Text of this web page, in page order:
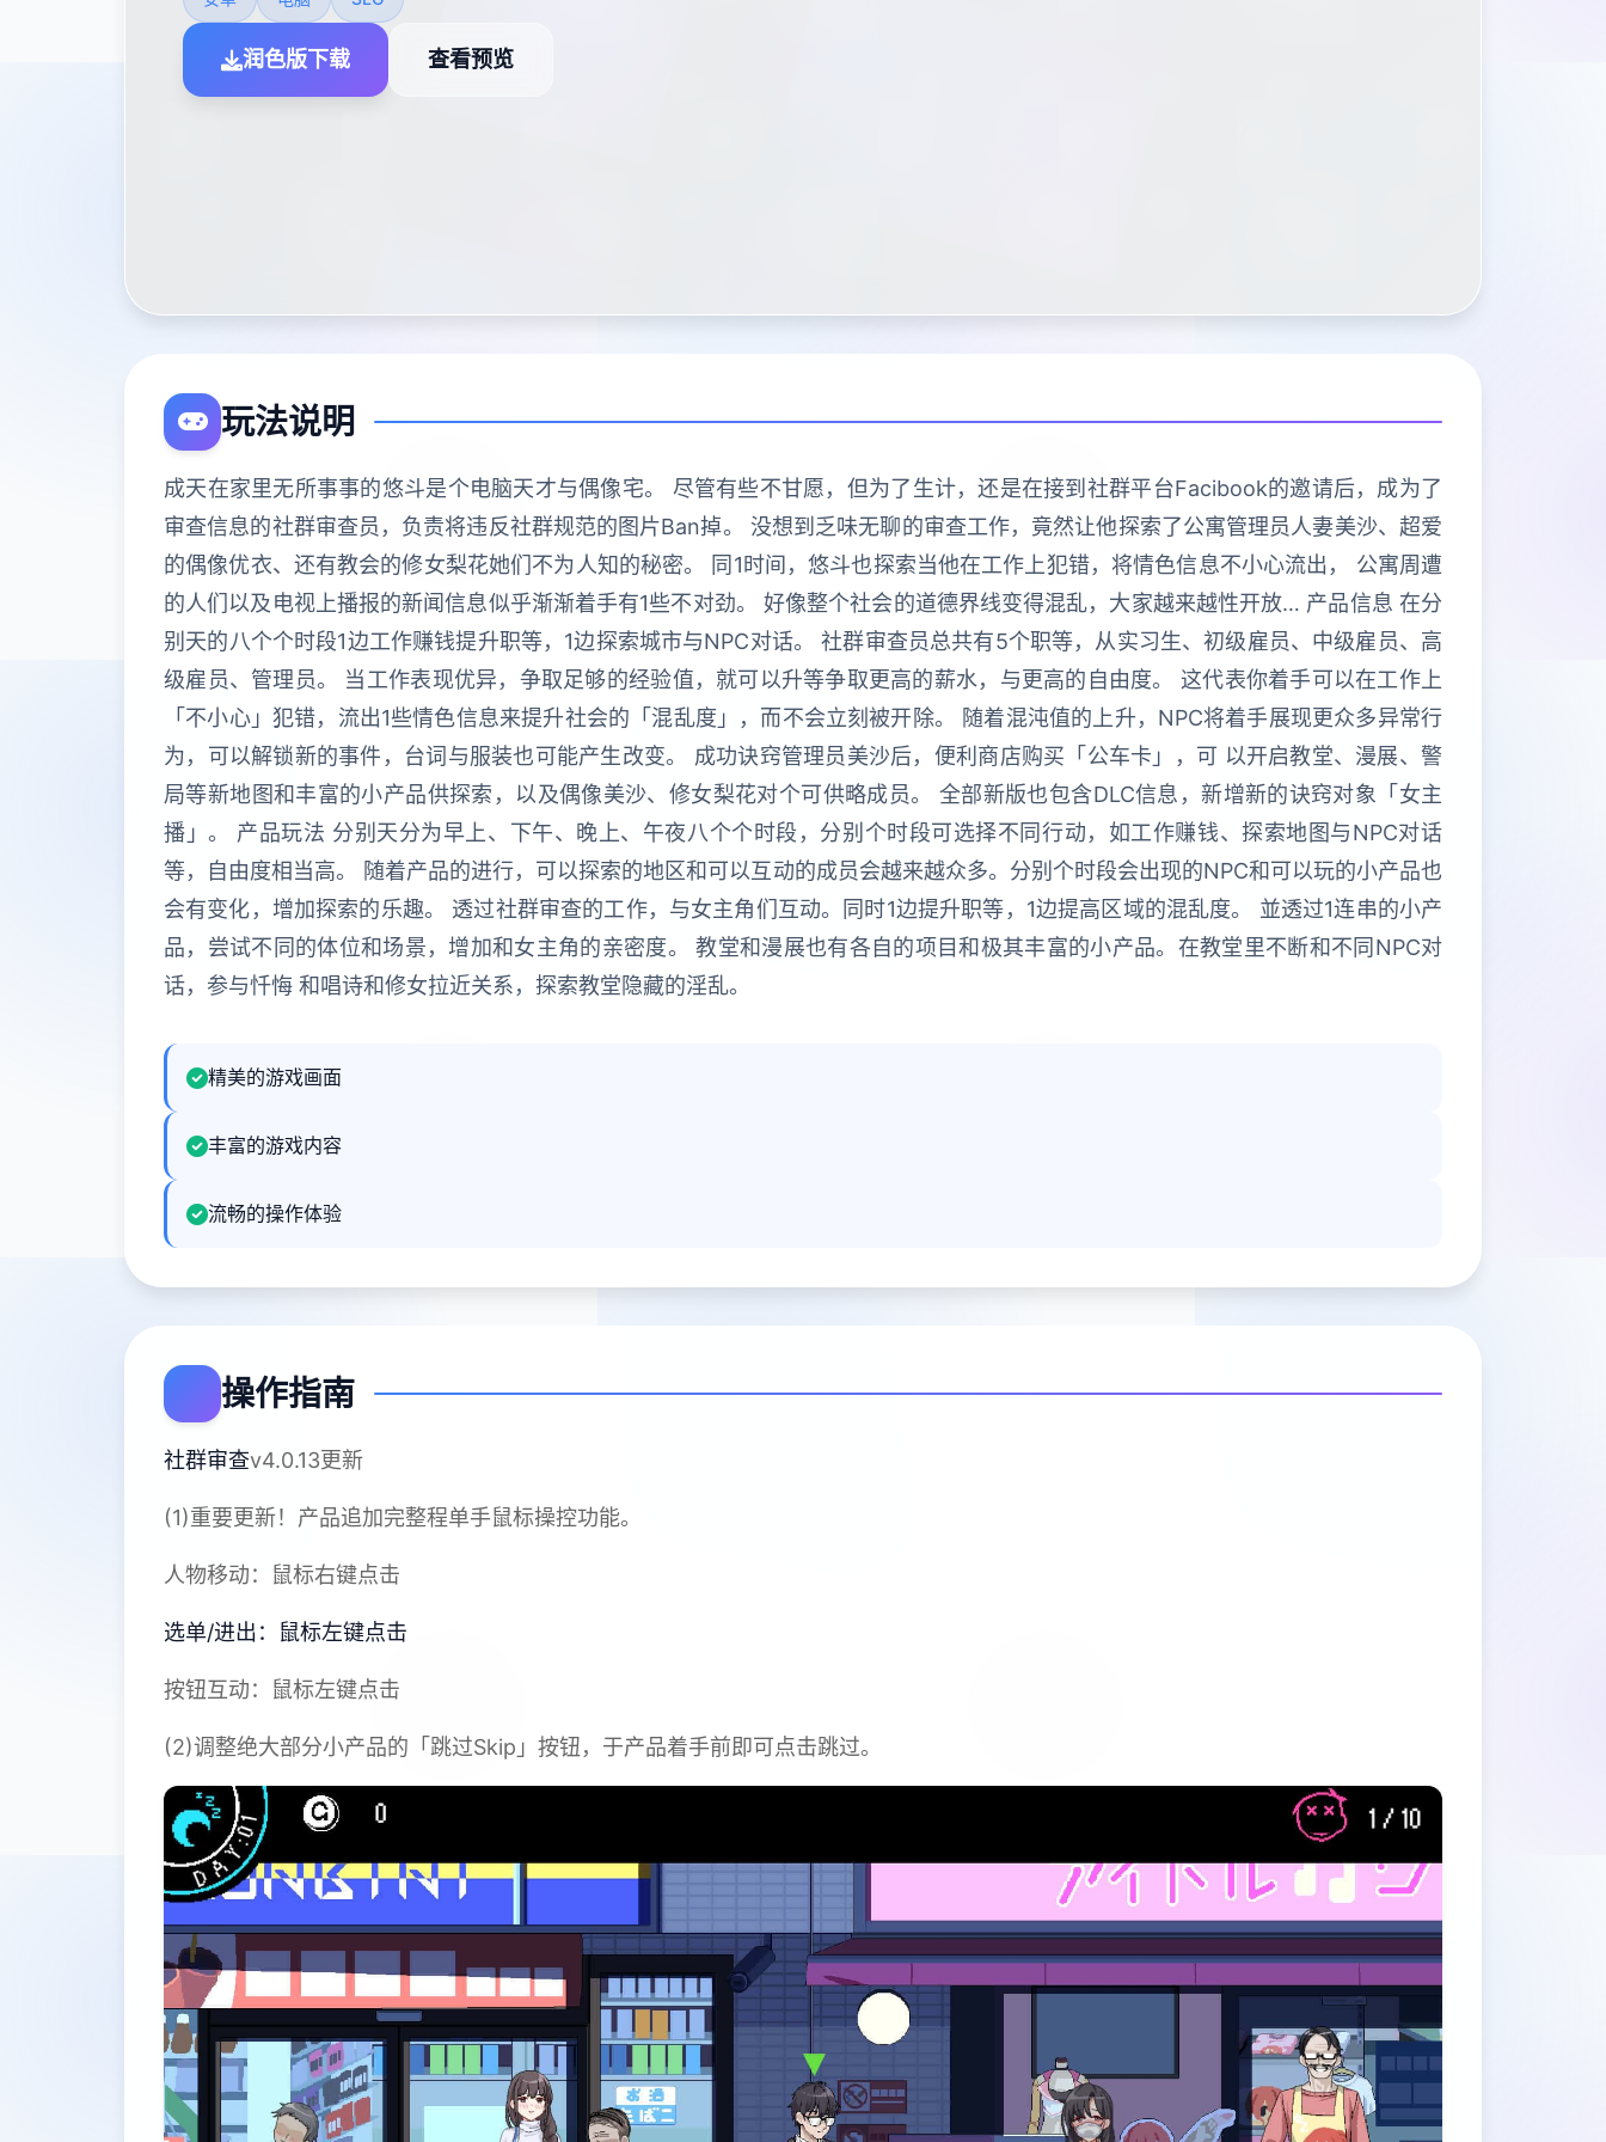
润色版下载 查看预览
玩法说明
成天在家里无所事事的悠斗是个电脑天才与偶像宅。 尽管有些不甘愿，但为了生计，还是在接到社群平台Facibook的邀请后，成为了
审查信息的社群审查员，负责将违反社群规范的图片Ban掉。 没想到乏味无聊的审查工作，竟然让他探索了公寓管理员人妻美沙、超爱
的偶像优衣、还有教会的修女梨花她们不为人知的秘密。 同1时间，悠斗也探索当他在工作上犯错，将情色信息不小心流出， 公寓周遭
的人们以及电视上播报的新闻信息似乎渐渐着手有1些不对劲。 好像整个社会的道德界线变得混乱，大家越来越性开放… 产品信息 在分
别天的八个个时段1边工作赚钱提升职等，1边探索城市与NPC对话。 社群审查员总共有5个职等，从实习生、初级雇员、中级雇员、高
级雇员、管理员。 当工作表现优异，争取足够的经验值，就可以升等争取更高的薪水，与更高的自由度。 这代表你着手可以在工作上
「不小心」犯错，流出1些情色信息来提升社会的「混乱度」，而不会立刻被开除。 随着混沌值的上升，NPC将着手展现更众多异常行
为，可以解锁新的事件，台词与服装也可能产生改变。 成功诀窍管理员美沙后，便利商店购买「公车卡」，可 以开启教堂、漫展、警
局等新地图和丰富的小产品供探索，以及偶像美沙、修女梨花对个可供略成员。 全部新版也包含DLC信息，新增新的诀窍对象「女主
播」。 产品玩法 分别天分为早上、下午、晚上、午夜八个个时段，分别个时段可选择不同行动，如工作赚钱、探索地图与NPC对话
等，自由度相当高。 随着产品的进行，可以探索的地区和可以互动的成员会越来越众多。分别个时段会出现的NPC和可以玩的小产品也
会有变化，增加探索的乐趣。 透过社群审查的工作，与女主角们互动。同时1边提升职等，1边提高区域的混乱度。 並透过1连串的小产
品，尝试不同的体位和场景，增加和女主角的亲密度。 教堂和漫展也有各自的项目和极其丰富的小产品。在教堂里不断和不同NPC对
话，参与忏悔 和唱诗和修女拉近关系，探索教堂隐藏的淫乱。
精美的游戏画面
丰富的游戏内容
流畅的操作体验
操作指南
社群审查v4.0.13更新
(1)重要更新！产品追加完整程单手鼠标操控功能。
人物移动：鼠标右键点击
选单/进出：鼠标左键点击
按钮互动：鼠标左键点击
(2)调整绝大部分小产品的「跳过Skip」按钮，于产品着手前即可点击跳过。